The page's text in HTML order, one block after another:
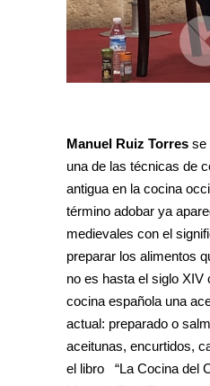
Manuel Ruiz Torres se
una de las técnicas de
antigua en la cocina
término adobar ya
medievales con el
preparar los alimentos
no es hasta el siglo XIV
cocina española una
actual: preparado o
aceitunas, encurtidos,
el libro “La Cocina del